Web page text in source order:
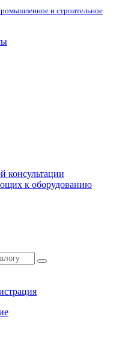
и строительное
консультации
к оборудованию